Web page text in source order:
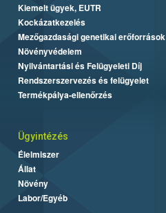
Kiemelt ügyek, EUTR
Kockázatkezelés
Mezőgazdasági genetikai erőforrások
Növényvédelem
Nyilvántartási és Felügyeleti Díj
Rendszerszervezés és felügyelet
Termékpálya-ellenőrzés
Ügyintézés
Élelmiszer
Állat
Növény
Labor/Egyéb